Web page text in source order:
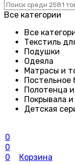
Все категории
Все
Текстиль
Подушки
Одеяла
Матрасы и
Постельное
Полотенца
Покрывала
Детская
0
0
0
Корзина